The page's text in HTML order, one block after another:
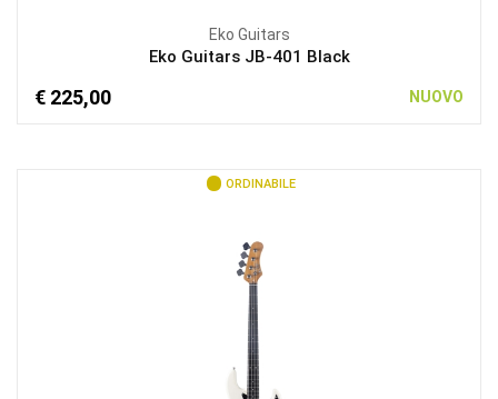
Eko Guitars
Eko Guitars JB-401 Black
€ 225,00 NUOVO
ORDINABILE